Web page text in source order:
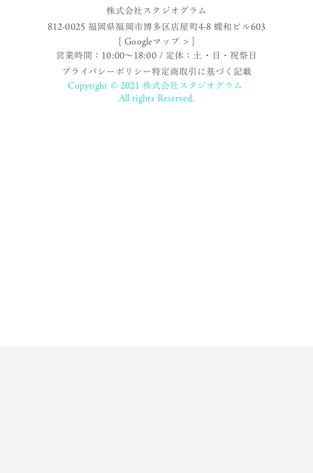
株式会社スタジオグラム
812-0025 福岡県福岡市博多区店屋町4-8 蝶和ビル603
[ Googleマップ > ]
営業時間：10:00〜18:00 / 定休：土・日・祝祭日
プライバシーポリシー特定商取引に基づく記載
Copyright © 2021 株式会社スタジオグラム
All rights Reserved.